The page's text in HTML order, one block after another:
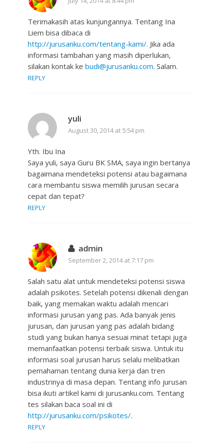
Terimakasih atas kunjungannya. Tentang Ina
Liem bisa dibaca di
http://jurusanku.com/tentang-kami/. Jika ada
informasi tambahan yang masih diperlukan,
silakan kontak ke budi@jurusanku.com. Salam.
REPLY
yuli
August 30, 2014 at 5:54 pm
Yth. Ibu Ina
Saya yuli, saya Guru BK SMA, saya ingin bertanya
bagaimana mendeteksi potensi atau bagaimana
cara membantu siswa memilih jurusan secara
cepat dan tepat?
REPLY
admin
September 2, 2014 at 7:17 pm
Salah satu alat untuk mendeteksi potensi siswa
adalah psikotes. Setelah potensi dikenali dengan
baik, yang memakan waktu adalah mencari
informasi jurusan yang pas. Ada banyak jenis
jurusan, dan jurusan yang pas adalah bidang
studi yang bukan hanya sesuai minat tetapi juga
memanfaatkan potensi terbaik siswa. Untuk itu
informasi soal jurusan harus selalu melibatkan
pemahaman tentang dunia kerja dan tren
industrinya di masa depan. Tentang info jurusan
bisa ikuti artikel kami di jurusanku.com. Tentang
tes silakan baca soal ini di
http://jurusanku.com/psikotes/.
REPLY